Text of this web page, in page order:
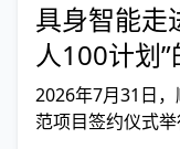
具身智能走
人100计划
2026年7月31日，
范项目签约仪式